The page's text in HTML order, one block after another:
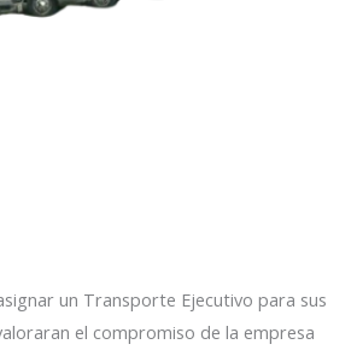
un Transporte Ejecutivo para sus
el compromiso de la empresa